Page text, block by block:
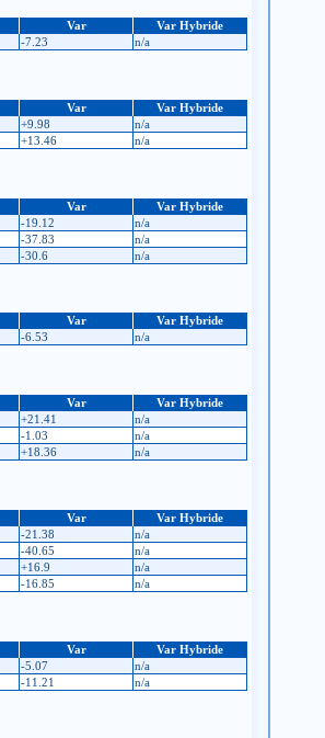
Var
Var Hybride
-7.23 n/a
Var
Var Hybride
+9.98
n/a
+13.46 n/a
Var
Var Hybride
-19.12
n/a
-37.83
n/a
-30.6 n/a
Var
Var Hybride
-6.53 n/a
Var
Var Hybride
+21.41
n/a
-1.03
n/a
+18.36 n/a
Var
Var Hybride
-21.38
n/a
-40.65
n/a
+16.9
n/a
-16.85 n/a
Var
Var Hybride
-5.07
n/a
-11.21 n/a